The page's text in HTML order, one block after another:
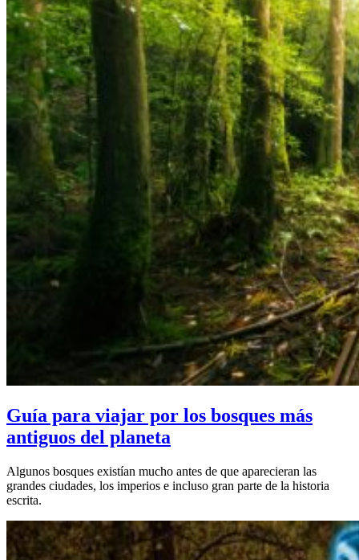
Guía para viajar por los bosques más
antiguos del planeta
Algunos bosques existían mucho antes de que aparecieran las
grandes ciudades, los imperios e incluso gran parte de la historia
escrita.